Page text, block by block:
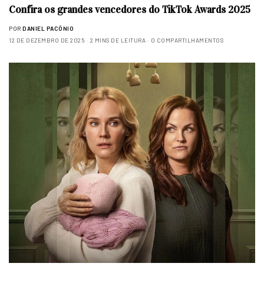
Confira os grandes vencedores do TikTok Awards 2025
POR DANIEL PACÔNIO
12 DE DEZEMBRO DE 2025
2 MINS DE LEITURA 0 COMPARTILHAMENTOS